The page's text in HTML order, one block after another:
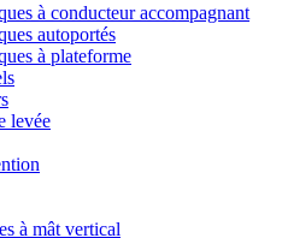
à conducteur accompagnant
autoportés
à plateforme
levée
à mât vertical